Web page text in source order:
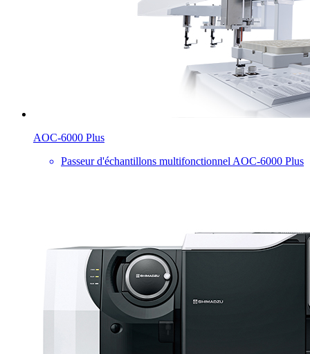
AOC-6000 Plus
Passeur d'échantillons multifonctionnel AOC-6000 Plus